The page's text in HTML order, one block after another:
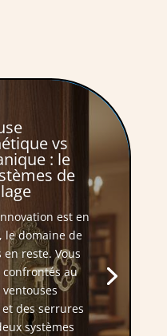
vs
: le
de
est en
le domaine de
reste. Vous
au
des serrures
systèmes